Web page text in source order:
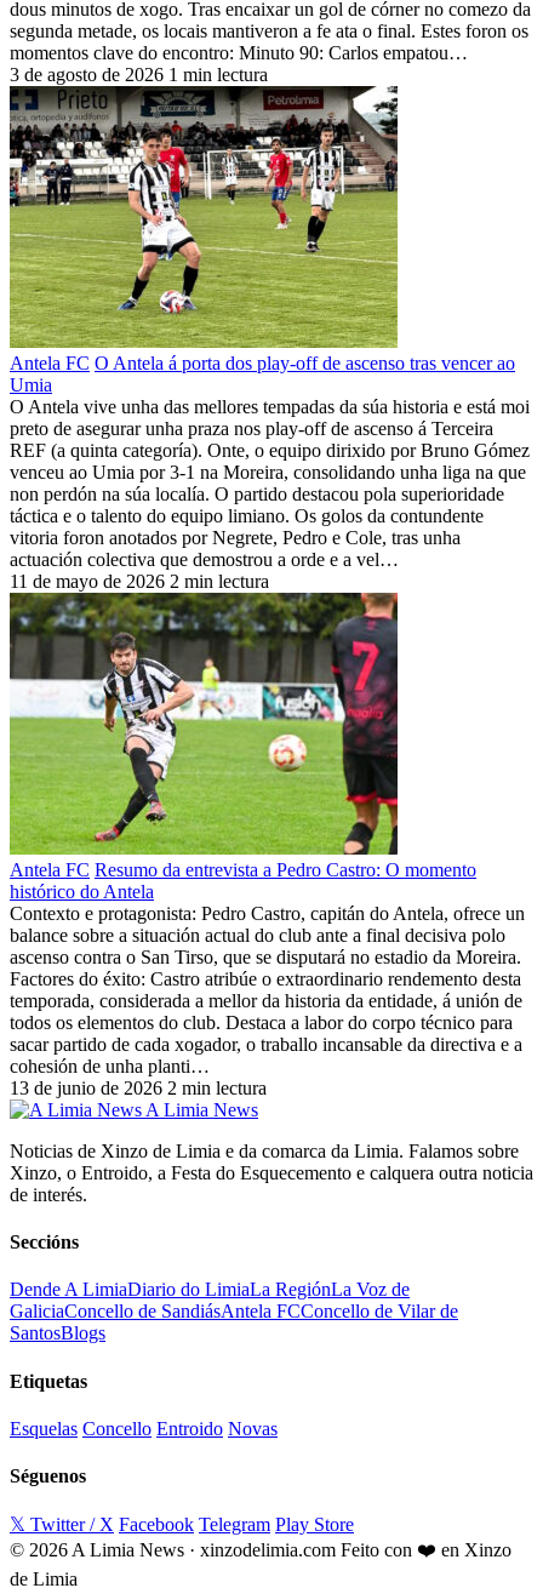
dous minutos de xogo. Tras encaixar un gol de córner no comezo da
segunda metade, os locais mantiveron a fe ata o final. Estes foron os
momentos clave do encontro: Minuto 90: Carlos empatou…
3 de agosto de 2026 1 min lectura
Antela FC O Antela á porta dos play-off de ascenso tras vencer ao
Umia
O Antela vive unha das mellores tempadas da súa historia e está moi
preto de asegurar unha praza nos play-off de ascenso á Terceira
REF (a quinta categoría). Onte, o equipo dirixido por Bruno Gómez
venceu ao Umia por 3-1 na Moreira, consolidando unha liga na que
non perdón na súa localía. O partido destacou pola superioridade
táctica e o talento do equipo limiano. Os golos da contundente
vitoria foron anotados por Negrete, Pedro e Cole, tras unha
actuación colectiva que demostrou a orde e a vel…
11 de mayo de 2026 2 min lectura
Antela FC Resumo da entrevista a Pedro Castro: O momento
histórico do Antela
Contexto e protagonista: Pedro Castro, capitán do Antela, ofrece un
balance sobre a situación actual do club ante a final decisiva polo
ascenso contra o San Tirso, que se disputará no estadio da Moreira.
Factores do éxito: Castro atribúe o extraordinario rendemento desta
temporada, considerada a mellor da historia da entidade, á unión de
todos os elementos do club. Destaca a labor do corpo técnico para
sacar partido de cada xogador, o traballo incansable da directiva e a
cohesión de unha planti…
13 de junio de 2026 2 min lectura
A Limia News
Noticias de Xinzo de Limia e da comarca da Limia. Falamos sobre
Xinzo, o Entroido, a Festa do Esquecemento e calquera outra noticia
de interés.
Seccións
Dende A LimiaDiario do LimiaLa RegiónLa Voz de
GaliciaConcello de SandiásAntela FCConcello de Vilar de
SantosBlogs
Etiquetas
Esquelas Concello Entroido Novas
Séguenos
𝕏 Twitter / X Facebook Telegram Play Store
© 2026 A Limia News · xinzodelimia.com Feito con ❤️ en Xinzo
de Limia